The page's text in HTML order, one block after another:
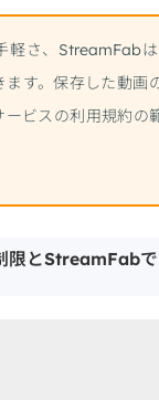
軽さ、StreamFab
ます。保存した動画
ービスの利用規約の
限とStreamFab